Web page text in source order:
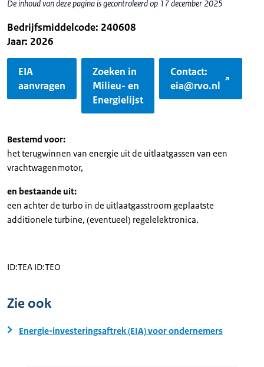
De inhoud van deze pagina is gecontroleerd op 17 december 2025
Bedrijfsmiddelcode: 240608
Jaar: 2026
EIA
aanvragen
Zoeken in
Milieu- en
Energielijst
Contact:
eia@rvo.nl
Bestemd voor:
het terugwinnen van energie uit de uitlaatgassen van een
vrachtwagenmotor,
en bestaande uit:
een achter de turbo in de uitlaatgasstroom geplaatste
additionele turbine, (eventueel) regelelektronica.
ID:TEA ID:TEO
Zie ook
Energie-investeringsaftrek (EIA) voor ondernemers